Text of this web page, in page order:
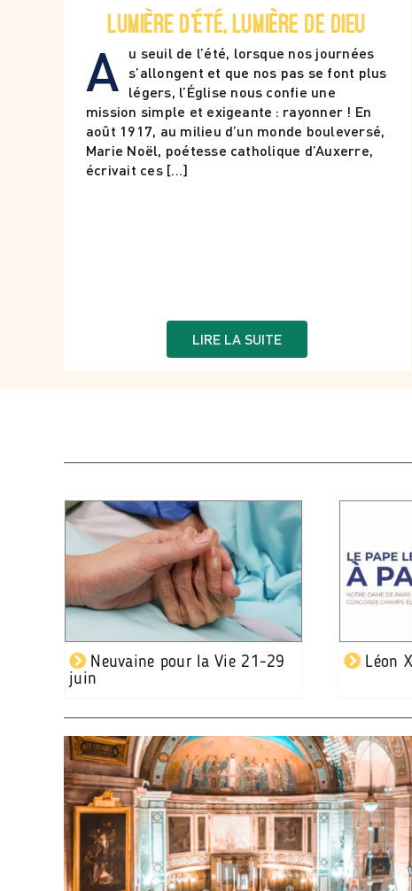
Lumière d’été, lumière de Dieu
A u seuil de l’été, lorsque nos journées
s’allongent et que nos pas se font plus
légers, l’Église nous confie une
mission simple et exigeante : rayonner ! En
août 1917, au milieu d’un monde bouleversé,
Marie Noël, poétesse catholique d’Auxerre,
écrivait ces [...]
LIRE LA SUITE
Neuvaine pour la Vie 21-29
juin
Léon